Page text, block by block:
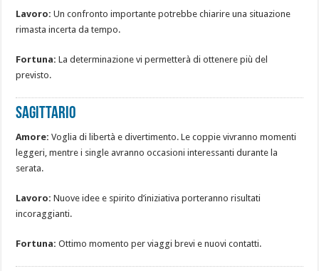
Lavoro: Un confronto importante potrebbe chiarire una situazione
rimasta incerta da tempo.
Fortuna: La determinazione vi permetterà di ottenere più del
previsto.
SAGITTARIO
Amore: Voglia di libertà e divertimento. Le coppie vivranno momenti
leggeri, mentre i single avranno occasioni interessanti durante la
serata.
Lavoro: Nuove idee e spirito d’iniziativa porteranno risultati
incoraggianti.
Fortuna: Ottimo momento per viaggi brevi e nuovi contatti.